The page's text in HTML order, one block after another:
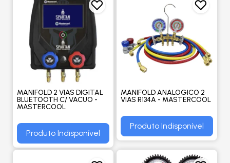
MANIFOLD 2 VIAS DIGITAL
BLUETOOTH C/ VACUO -
MASTERCOOL
Produto Indisponível
MANIFOLD ANALOGICO 2
VIAS R134A - MASTERCOOL
Produto Indisponível